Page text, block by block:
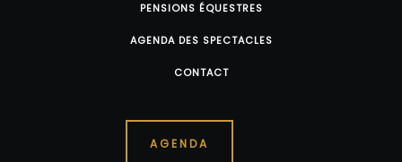
PENSIONS ÉQUESTRES
AGENDA DES SPECTACLES
CONTACT
AGENDA